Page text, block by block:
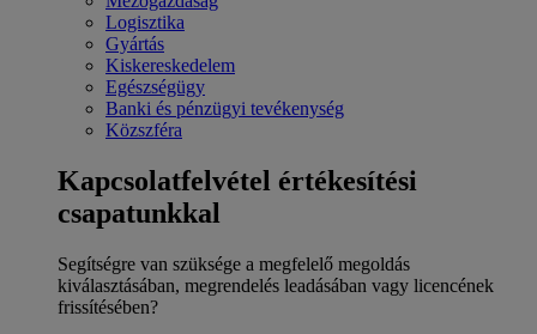
Logisztika
Gyártás
Kiskereskedelem
Egészségügy
Banki és pénzügyi tevékenység
Közszféra
Kapcsolatfelvétel értékesítési
csapatunkkal
Segítségre van szüksége a megfelelő megoldás
kiválasztásában, megrendelés leadásában vagy licencének
frissítésében?